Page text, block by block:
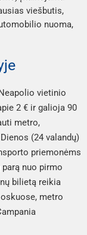
viešbutis,
nuoma,
vietinio
2 € ir galioja 90
metro,
(24 valandų)
priemonėms
nuo pirmo
bilietą reikia
metro